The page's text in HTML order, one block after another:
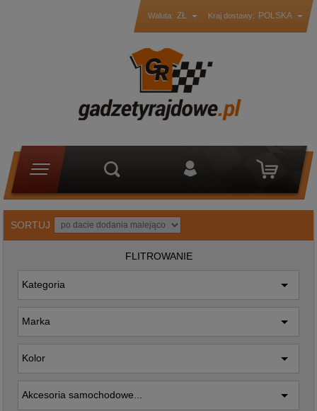
Waluta: ZŁ Kraj dostawy: POLSKA
SORTUJ
FLITROWANIE
Kategoria
Marka
Kolor
Akcesoria samochodowe...